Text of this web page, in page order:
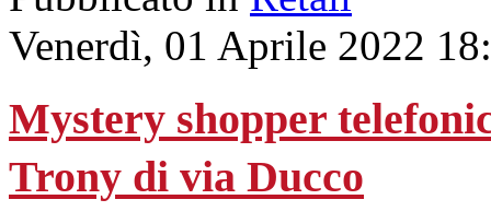
Venerdì, 01 Aprile 2022
Mystery shopper
Trony di via Ducco